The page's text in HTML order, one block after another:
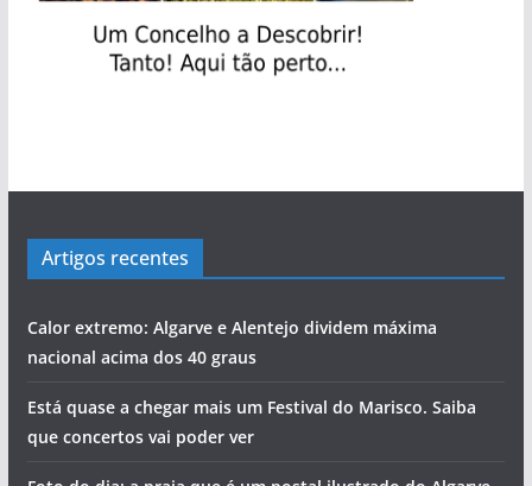
Artigos recentes
Calor extremo: Algarve e Alentejo dividem máxima
nacional acima dos 40 graus
Está quase a chegar mais um Festival do Marisco. Saiba
que concertos vai poder ver